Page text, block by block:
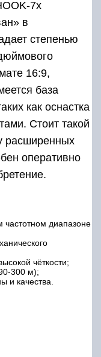
диапазоне
чёткости;
300 м);
и качества.